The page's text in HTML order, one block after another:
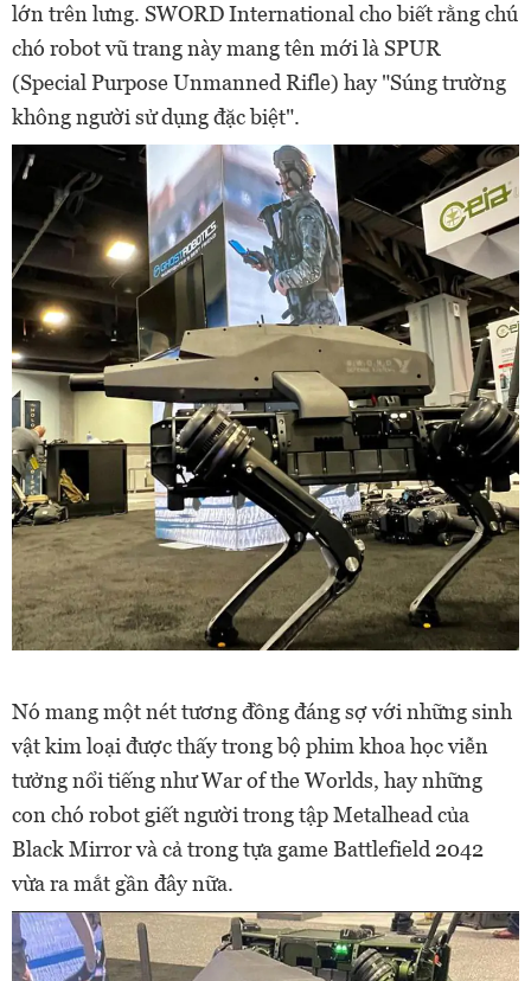
lớn trên lưng. SWORD International cho biết rằng chú
chó robot vũ trang này mang tên mới là SPUR
(Special Purpose Unmanned Rifle) hay "Súng trường
không người sử dụng đặc biệt".
Nó mang một nét tương đồng đáng sợ với những sinh
vật kim loại được thấy trong bộ phim khoa học viễn
tưởng nổi tiếng như War of the Worlds, hay những
con chó robot giết người trong tập Metalhead của
Black Mirror và cả trong tựa game Battlefield 2042
vừa ra mắt gần đây nữa.